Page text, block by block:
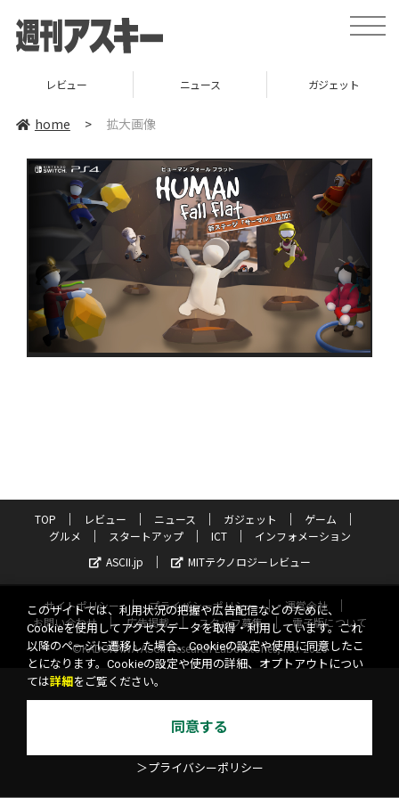
toggle
レビュー ニュース ガジェット
home > 拡大画像
TOP レビュー ニュース ガジェット
ゲーム
グルメ
スタートアップ ICT
インフォメーション
ASCII.jp
MITテクノロジーレビュー
サイトポリシー プライバシーポリシー
運営会社
お問い合わせ
広告掲載 スタッフ募集
電子版について
©KADOKAWA ASCII Research Laboratories, Inc. 2026
このサイトでは、利用状況の把握や広告配信などのために、
Cookieを使用してアクセスデータを取得・利用しています。これ
以降のページに遷移した場合、Cookieの設定や使用に同意したこ
とになります。Cookieの設定や使用の詳細、オプトアウトについ
ては詳細 をご覧ください。
同意する
＞プライバシーポリシー